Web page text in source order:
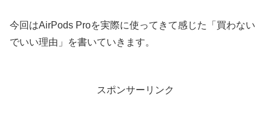
今回はAirPods Proを実際に使ってきて感じた「買わない
でいい理由」を書いていきます。
スポンサーリンク